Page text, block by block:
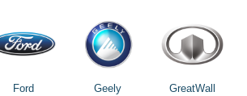
Ford Geely GreatWall